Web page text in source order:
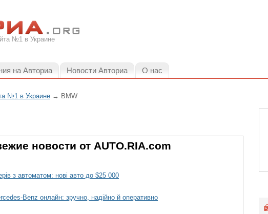
№1 в Украине
на Авториа Новости Авториа О нас
№1 в Украине → BMW
новости от AUTO.RIA.com
з автоматом: нові авто до $25 000
Benz онлайн: зручно, надійно й оперативно